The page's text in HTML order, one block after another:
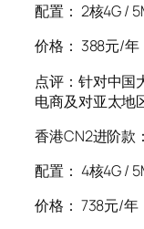
配置： 2核4G /
价格： 388元/年
点评：针对中国
电商及对亚太地
香港CN2进阶款：
配置： 4核4G /
价格： 738元/年